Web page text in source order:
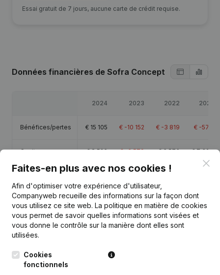
Essai gratuit de 7 jours, aucune carte de crédit requise.
Données financières de Sofra Concept
2024 2023 2022 2021
Bénéfices/pertes € 15 105 € -10 152 € -3 819 € -578
Capitaux propres €8 526 €-6 579 €3 573 €7 392
Personnel 0,4
Publications de Sofra Concept
Faites-en plus avec nos cookies !
Afin d'optimiser votre expérience d'utilisateur,
Companyweb recueille des informations sur la façon dont
vous utilisez ce site web. La politique en matière de cookies
vous permet de savoir quelles informations sont visées et
vous donne le contrôle sur la manière dont elles sont
utilisées.
Cookies
fonctionnels